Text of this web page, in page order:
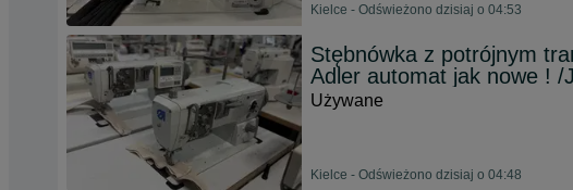
Kielce - Odświeżono dzisiaj o 04:53
Stębnówka z potrójnym
Adler automat jak nowe ! /
Używane
Kielce - Odświeżono dzisiaj o 04:48